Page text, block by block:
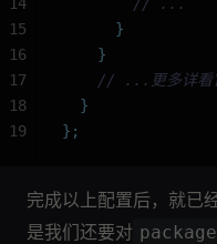
      }
    }
// ...更多详看
  }
};
15
16
17
18
19
完成以上配置后，就已
是我们还要对